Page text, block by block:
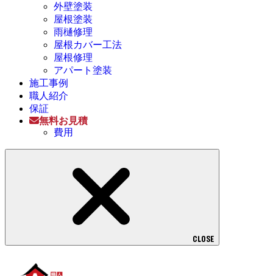
外壁塗装
屋根塗装
雨樋修理
屋根カバー工法
屋根修理
アパート塗装
施工事例
職人紹介
保証
無料お見積
費用
CLOSE